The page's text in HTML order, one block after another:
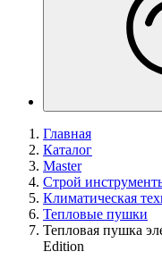
Главная
Каталог
Master
Строй
Климатическая
Тепловые пушки
Тепловая пушка
Edition